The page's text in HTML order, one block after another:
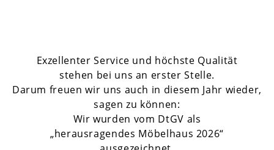
Exzellenter Service und höchste Qualität
stehen bei uns an erster Stelle.
Darum freuen wir uns auch in diesem Jahr wieder,
sagen zu können:
Wir wurden vom DtGV als
„herausragendes Möbelhaus 2026“